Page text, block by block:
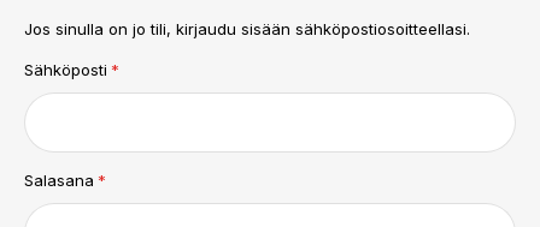
Jos sinulla on jo tili, kirjaudu sisään sähköpostiosoitteellasi.
Sähköposti
Salasana